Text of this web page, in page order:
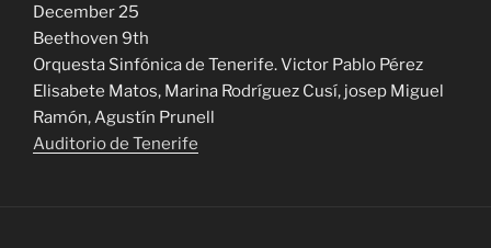
December 25
Beethoven 9th
Orquesta Sinfónica de Tenerife. Victor Pablo Pérez
Elisabete Matos, Marina Rodríguez Cusí, josep Miguel
Ramón, Agustín Prunell
Auditorio de Tenerife